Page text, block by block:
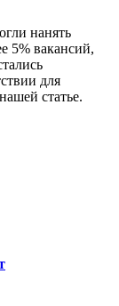
нанять
5% вакансий,
для
статье.